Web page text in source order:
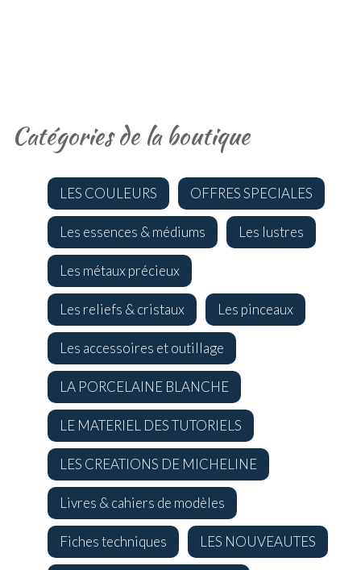
Catégories de la boutique
LES COULEURS OFFRES SPECIALES
Les essences & médiums Les lustres
Les métaux précieux
Les reliefs & cristaux Les pinceaux
Les accessoires et outillage
LA PORCELAINE BLANCHE
LE MATERIEL DES TUTORIELS
LES CREATIONS DE MICHELINE
Livres & cahiers de modèles
Fiches techniques LES NOUVEAUTES